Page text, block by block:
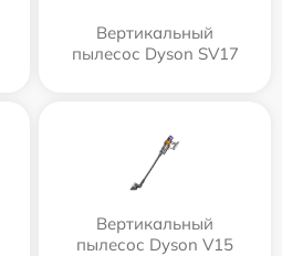
Вертикальный
пылесос Dyson SV17
Вертикальный
пылесос Dyson V15